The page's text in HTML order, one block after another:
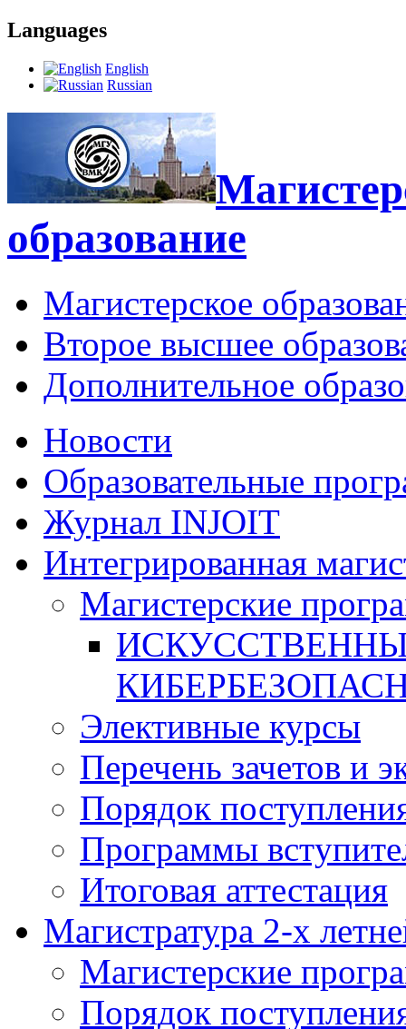
Languages
English
Russian
образование
Магистерское
Второе высшее
Дополнительное
Новости
Образовательные
Журнал INJOIT
Интегрированная
Магистерские
Элективные курсы
Перечень зачетов и
Порядок
Программы
Итоговая аттестация
Магистратура 2-х
Магистерские
Порядок